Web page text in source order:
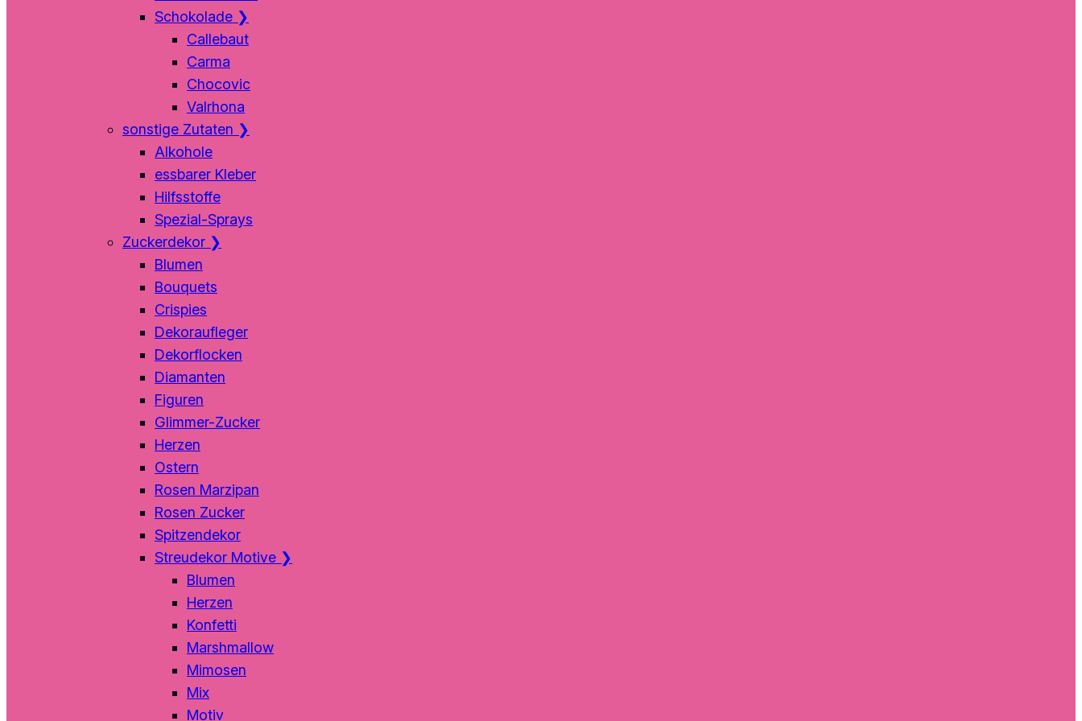
Schokolade ❯
Callebaut
Carma
Chocovic
Valrhona
sonstige Zutaten ❯
Alkohole
essbarer Kleber
Hilfsstoffe
Spezial-Sprays
Zuckerdekor ❯
Blumen
Bouquets
Crispies
Dekoraufleger
Dekorflocken
Diamanten
Figuren
Glimmer-Zucker
Herzen
Ostern
Rosen Marzipan
Rosen Zucker
Spitzendekor
Streudekor Motive ❯
Blumen
Herzen
Konfetti
Marshmallow
Mimosen
Mix
Motiv